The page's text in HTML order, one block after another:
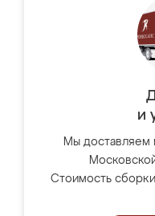
и
Мы доставляем
Стоимость